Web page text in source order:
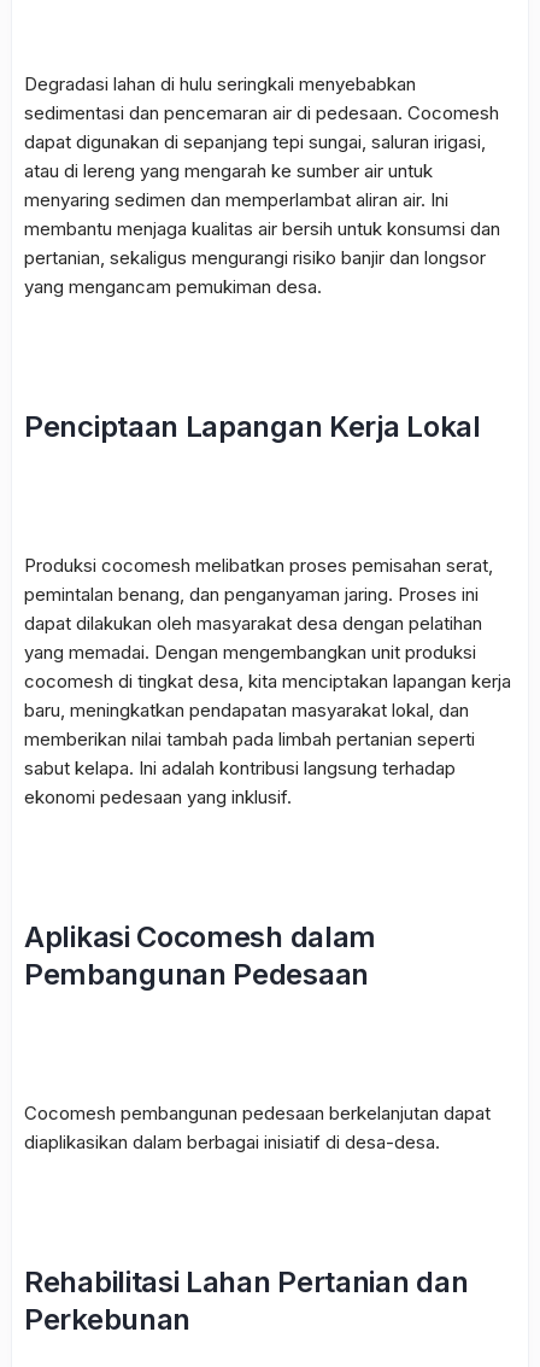
Degradasi lahan di hulu seringkali menyebabkan
sedimentasi dan pencemaran air di pedesaan. Cocomesh
dapat digunakan di sepanjang tepi sungai, saluran irigasi,
atau di lereng yang mengarah ke sumber air untuk
menyaring sedimen dan memperlambat aliran air. Ini
membantu menjaga kualitas air bersih untuk konsumsi dan
pertanian, sekaligus mengurangi risiko banjir dan longsor
yang mengancam pemukiman desa.
Penciptaan Lapangan Kerja Lokal
Produksi cocomesh melibatkan proses pemisahan serat,
pemintalan benang, dan penganyaman jaring. Proses ini
dapat dilakukan oleh masyarakat desa dengan pelatihan
yang memadai. Dengan mengembangkan unit produksi
cocomesh di tingkat desa, kita menciptakan lapangan kerja
baru, meningkatkan pendapatan masyarakat lokal, dan
memberikan nilai tambah pada limbah pertanian seperti
sabut kelapa. Ini adalah kontribusi langsung terhadap
ekonomi pedesaan yang inklusif.
Aplikasi Cocomesh dalam
Pembangunan Pedesaan
Cocomesh pembangunan pedesaan berkelanjutan dapat
diaplikasikan dalam berbagai inisiatif di desa-desa.
Rehabilitasi Lahan Pertanian dan
Perkebunan